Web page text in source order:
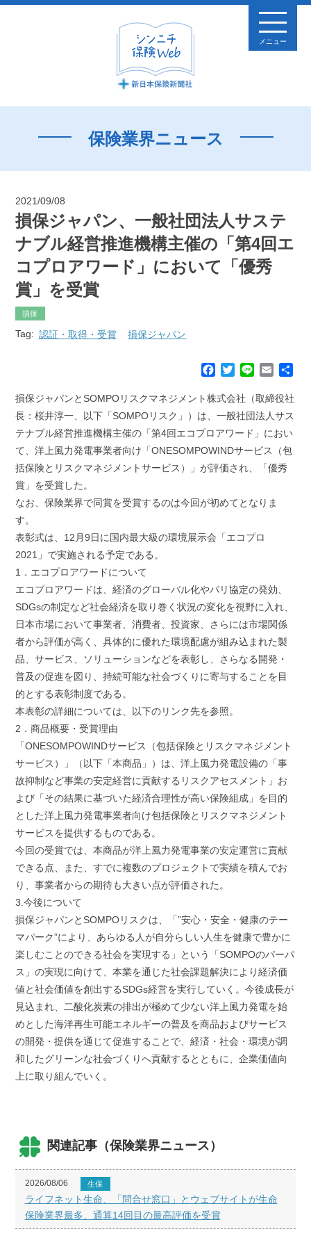
メニュー
保険業界ニュース
2021/09/08
損保ジャパン、一般社団法人サステ
ナブル経営推進機構主催の「第4回エ
コプロアワード」において「優秀
賞」を受賞
損保
Tag: 認証・取得・受賞 損保ジャパン
c
o
o
k
T
i
t
r
n
e
E
a
損保ジャパンとSOMPOリスクマネジメント株式会社（取締役社
長：桜井淳一、以下「SOMPOリスク」）は、一般社団法人サス
テナブル経営推進機構主催の「第4回エコプロアワード」におい
て、洋上風力発電事業者向け「ONESOMPOWINDサービス（包
括保険とリスクマネジメントサービス）」が評価され、「優秀
賞」を受賞した。
なお、保険業界で同賞を受賞するのは今回が初めてとなりま
す。
表彰式は、12月9日に国内最大級の環境展示会「エコプロ
2021」で実施される予定である。
1．エコプロアワードについて
エコプロアワードは、経済のグローバル化やパリ協定の発効、
SDGsの制定など社会経済を取り巻く状況の変化を視野に入れ、
日本市場において事業者、消費者、投資家、さらには市場関係
者から評価が高く、具体的に優れた環境配慮が組み込まれた製
品、サービス、ソリューションなどを表彰し、さらなる開発・
普及の促進を図り、持続可能な社会づくりに寄与することを目
的とする表彰制度である。
本表彰の詳細については、以下のリンク先を参照。
2．商品概要・受賞理由
「ONESOMPOWINDサービス（包括保険とリスクマネジメント
サービス）」（以下「本商品」）は、洋上風力発電設備の「事
故抑制など事業の安定経営に貢献するリスクアセスメント」お
よび「その結果に基づいた経済合理性が高い保険組成」を目的
とした洋上風力発電事業者向け包括保険とリスクマネジメント
サービスを提供するものである。
今回の受賞では、本商品が洋上風力発電事業の安定運営に貢献
できる点、また、すでに複数のプロジェクトで実績を積んでお
り、事業者からの期待も大きい点が評価された。
3.今後について
損保ジャパンとSOMPOリスクは、「”安心・安全・健康のテー
マパーク”により、あらゆる人が自分らしい人生を健康で豊かに
楽しむことのできる社会を実現する」という「SOMPOのパーパ
ス」の実現に向けて、本業を通じた社会課題解決により経済価
値と社会価値を創出するSDGs経営を実行していく。今後成長が
見込まれ、二酸化炭素の排出が極めて少ない洋上風力発電を始
めとした海洋再生可能エネルギーの普及を商品およびサービス
の開発・提供を通じて促進することで、経済・社会・環境が調
和したグリーンな社会づくりへ貢献するとともに、企業価値向
上に取り組んでいく。
関連記事（保険業界ニュース）
2026/08/06 生保
ライフネット生命、「問合せ窓口」とウェブサイトが生命
保険業界最多、通算14回目の最高評価を受賞